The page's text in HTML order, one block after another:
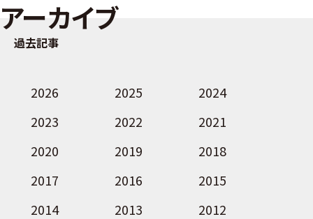
アーカイブ
過去記事
2026 2025
2024
2023
2022
2021
2020
2019
2018
2017
2016
2015
2014
2013
2012